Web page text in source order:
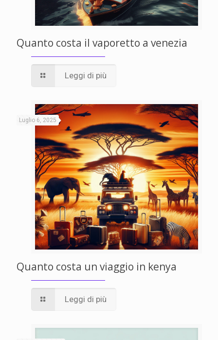
Quanto costa il vaporetto a venezia
Leggi di più
Luglio 6, 2025
Quanto costa un viaggio in kenya
Leggi di più